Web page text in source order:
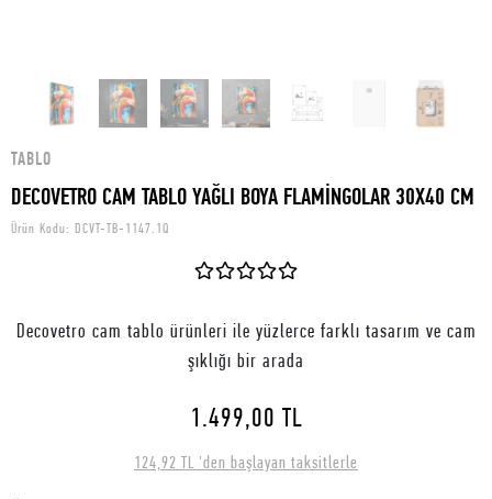
TABLO
DECOVETRO CAM TABLO YAĞLI BOYA FLAMİNGOLAR 30X40 CM
Ürün Kodu: DCVT-TB-1147.1Q
Decovetro cam tablo ürünleri ile yüzlerce farklı tasarım ve cam
şıklığı bir arada
1.499,00 TL
124,92 TL 'den başlayan taksitlerle